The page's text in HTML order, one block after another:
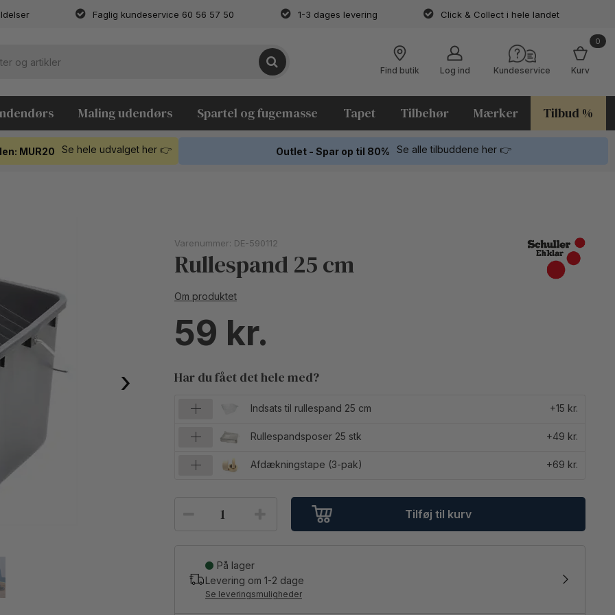
Faglig kundeservice 60 56 57 50 1-3 dages levering Click & Collect i hele landet
Find butik Log ind Kundeservice
0
Kurv
Maling udendørs Spartel og fugemasse Tapet Tilbehør Mærker Tilbud %
MUR20 Se hele udvalget her 👉 Outlet - Spar op til 80% Se alle tilbuddene her 👉
›
Varenummer: DE-590112
Rullespand 25 cm
Om produktet
59
Har du fået det hele med?
Indsats til rullespand 25 cm +15 kr.
Rullespandsposer 25 stk +49 kr.
Afdækningstape (3-pak) +69 kr.
Tilføj til kurv
På lager
Levering om 1-2 dage
Se leveringsmuligheder